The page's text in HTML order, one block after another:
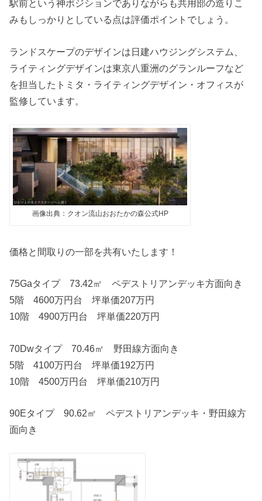
駅前という神ポジションでありながらも共用部の造りこ
みもしっかりとしている点は評価ポイントでしょう。
ランドスケープのデザインは日建ハウジングシステム、
ライティングデザインは東京八重洲のグランルーフなど
を担当したトミタ・ライティングデザイン・オフィスが
監修しています。
画像出典：クオン流山おおたかの森公式HP
価格と間取りの一部を共有いたします！
75Gaタイプ 73.42㎡ ペデストリアンデッキ方面向き
5階 4600万円台 坪単価207万円
10階 4900万円台 坪単価220万円
70Dwタイプ 70.46㎡ 野田線方面向き
5階 4100万円台 坪単価192万円
10階 4500万円台 坪単価210万円
90Eタイプ 90.62㎡ ペデストリアンデッキ・野田線方
面向き